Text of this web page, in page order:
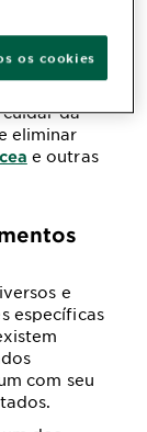
a pele do
da
eliminar
e outras
e
específicas
com seu
os cookies